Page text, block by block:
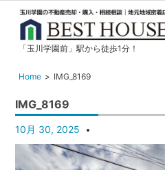
玉
川
園
の
不
動
「玉川学園前」駅から徒歩1分！
Home IMG_8169
IMG_8169
10月 30, 2025